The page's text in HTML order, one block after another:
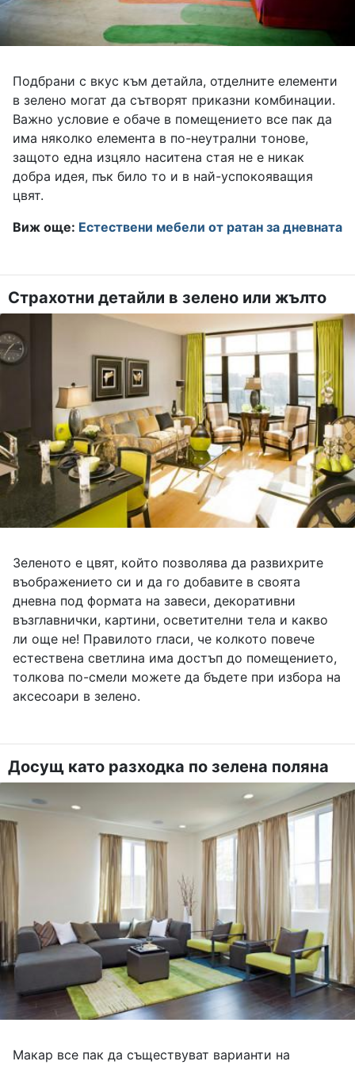
Подбрани с вкус към детайла, отделните елементи
в зелено могат да сътворят приказни комбинации.
Важно условие е обаче в помещението все пак да
има няколко елемента в по-неутрални тонове,
защото една изцяло наситена стая не е никак
добра идея, пък било то и в най-успокояващия
цвят.
Виж още: Естествени мебели от ратан за дневната
Страхотни детайли в зелено или жълто
Зеленото е цвят, който позволява да развихрите
въображението си и да го добавите в своята
дневна под формата на завеси, декоративни
възглавнички, картини, осветителни тела и какво
ли още не! Правилото гласи, че колкото повече
естествена светлина има достъп до помещението,
толкова по-смели можете да бъдете при избора на
аксесоари в зелено.
Досущ като разходка по зелена поляна
Макар все пак да съществуват варианти на